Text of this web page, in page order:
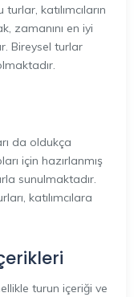
katılımcıların
zamanını en iyi
Bireysel turlar
da oldukça
için hazırlanmış
sunulmaktadır.
katılımcılara
turun içeriği ve